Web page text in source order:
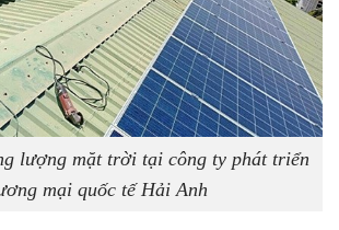
lượng mặt trời tại công ty phát triển
mại quốc tế Hải Anh